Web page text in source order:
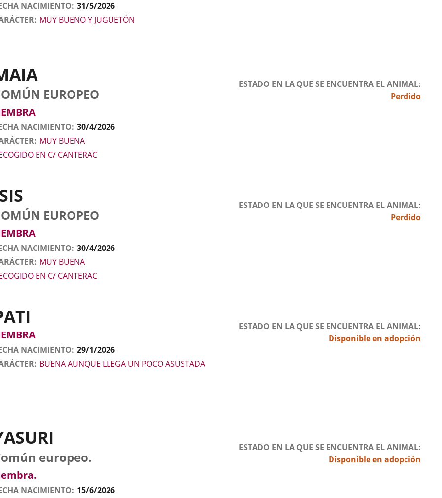
NACIMIENTO 31/5/2026
MUY BUENO Y JUGUETÓN
EUROPEO
ESTADO EN LA QUE SE ENCUENTRA EL ANIMAL
Perdido
NACIMIENTO 30/4/2026
MUY BUENA
EN C/ CANTERAC
EUROPEO
ESTADO EN LA QUE SE ENCUENTRA EL ANIMAL
Perdido
NACIMIENTO 30/4/2026
MUY BUENA
EN C/ CANTERAC
ESTADO EN LA QUE SE ENCUENTRA EL ANIMAL
Disponible en adopción
NACIMIENTO 29/1/2026
BUENA AUNQUE LLEGA UN POCO ASUSTADA
europeo.
ESTADO EN LA QUE SE ENCUENTRA EL ANIMAL
Disponible en adopción
NACIMIENTO 15/6/2026